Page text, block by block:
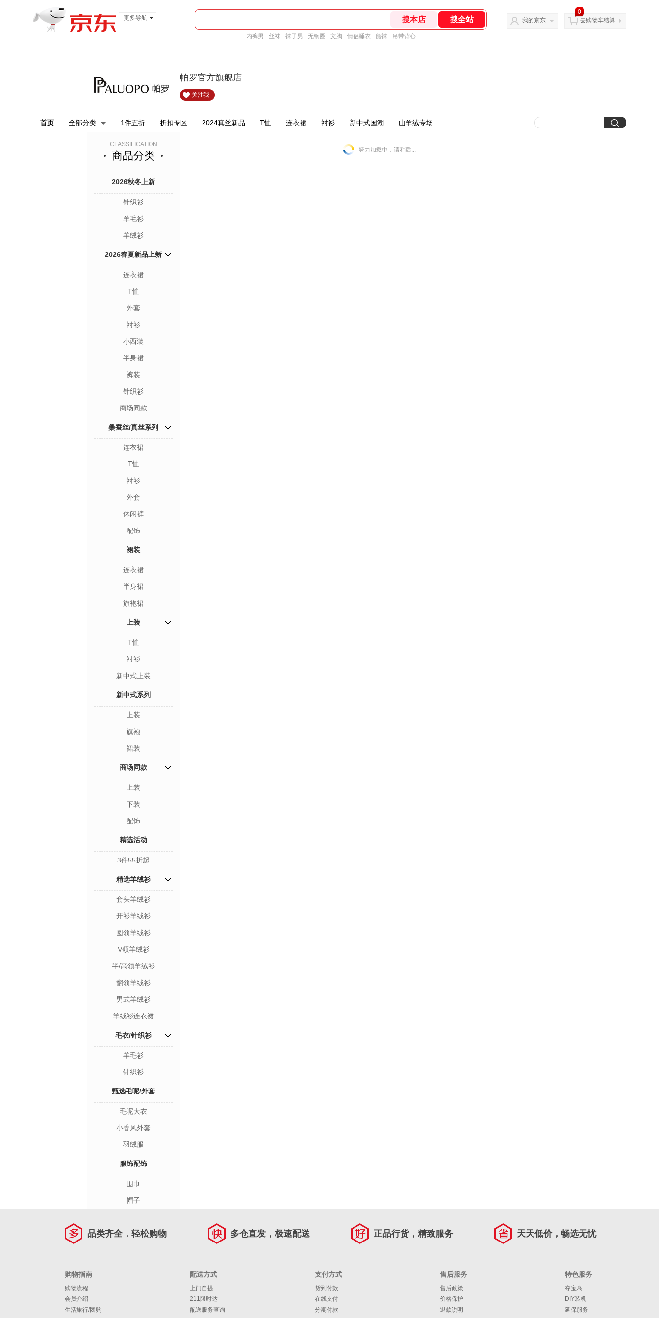
更多导航
内裤男 丝袜 袜子男 无钢圈 文胸 情侣睡衣 船袜 吊带背心
我的京东
0
去购物车结算
帕罗官方旗舰店
关注我
首页 全部分类 1件五折 折扣专区 2024真丝新品 T恤 连衣裙 衬衫 新中式国潮 山羊绒专场
CLASSIFICATION
商品分类
2026秋冬上新
针织衫
羊毛衫
羊绒衫
2026春夏新品上新
连衣裙
T恤
外套
衬衫
小西装
半身裙
裤装
针织衫
商场同款
桑蚕丝/真丝系列
连衣裙
T恤
衬衫
外套
休闲裤
配饰
裙装
连衣裙
半身裙
旗袍裙
上装
T恤
衬衫
新中式上装
新中式系列
上装
旗袍
裙装
商场同款
上装
下装
配饰
精选活动
3件55折起
精选羊绒衫
套头羊绒衫
开衫羊绒衫
圆领羊绒衫
V领羊绒衫
半/高领羊绒衫
翻领羊绒衫
男式羊绒衫
羊绒衫连衣裙
毛衣/针织衫
羊毛衫
针织衫
甄选毛呢/外套
毛呢大衣
小香风外套
羽绒服
服饰配饰
围巾
帽子
努力加载中，请稍后...
品类齐全，轻松购物 多仓直发，极速配送 正品行货，精致服务 天天低价，畅选无忧
购物指南
购物流程
会员介绍
生活旅行/团购
配送方式
上门自提
211限时达
配送服务查询
支付方式
货到付款
在线支付
分期付款
售后服务
售后政策
价格保护
退款说明
特色服务
夺宝岛
DIY装机
延保服务